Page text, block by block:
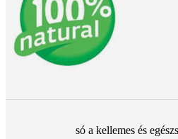
só a kellemes és